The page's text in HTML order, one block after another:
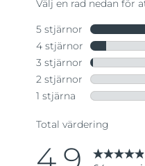
Länk
samma
sida.